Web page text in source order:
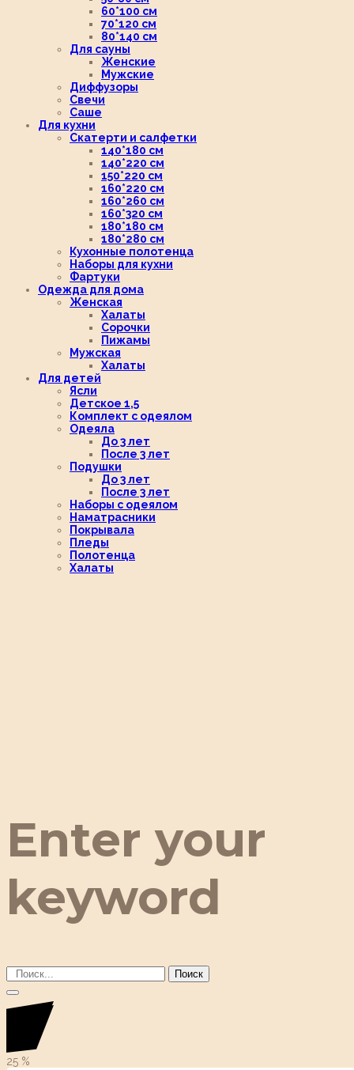
60*100 см
70*120 см
80*140 см
Для сауны
Женские
Мужские
Диффузоры
Свечи
Саше
Для кухни
Скатерти и салфетки
140*180 см
140*220 см
150*220 см
160*220 см
160*260 см
160*320 см
180*180 см
180*280 см
Кухонные полотенца
Наборы для кухни
Фартуки
Одежда для дома
Женская
Халаты
Сорочки
Пижамы
Мужская
Халаты
Для детей
Ясли
Детское 1,5
Комплект с одеялом
Одеяла
До 3 лет
После 3 лет
Подушки
До 3 лет
После 3 лет
Наборы с одеялом
Наматрасники
Покрывала
Пледы
Полотенца
Халаты
Enter your
keyword
Поиск
25 %